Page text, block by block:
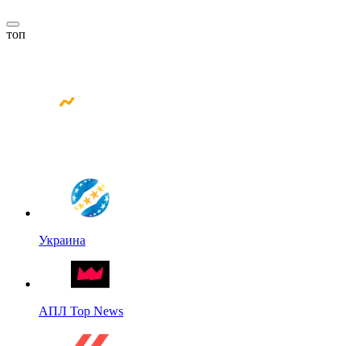
топ
Украина
АПЛ Top News